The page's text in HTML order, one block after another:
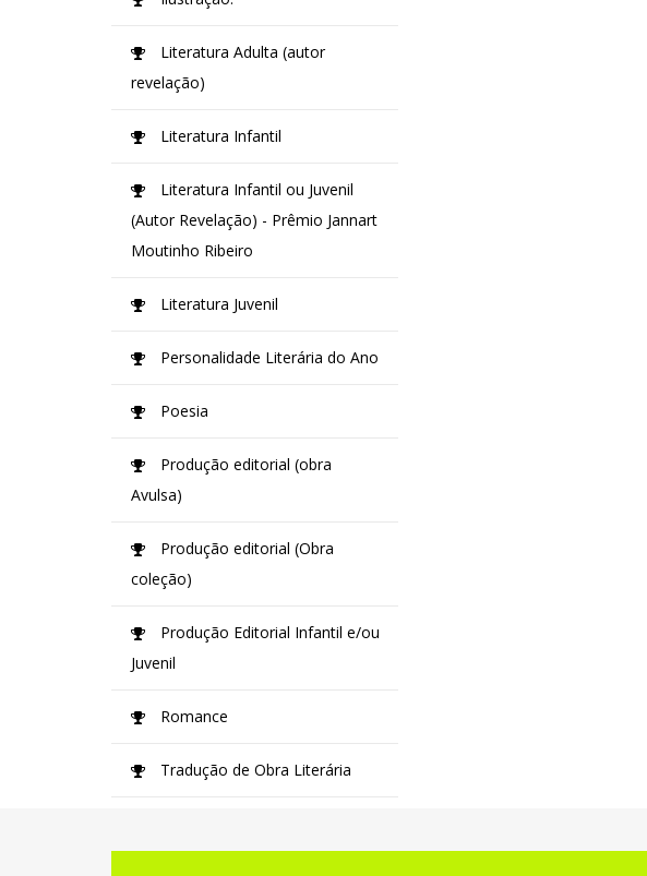
Literatura Adulta (autor
revelação)
Literatura Infantil
Literatura Infantil ou Juvenil
(Autor Revelação) - Prêmio Jannart
Moutinho Ribeiro
Literatura Juvenil
Personalidade Literária do Ano
Poesia
Produção editorial (obra
Avulsa)
Produção editorial (Obra
coleção)
Produção Editorial Infantil e/ou
Juvenil
Romance
Tradução de Obra Literária